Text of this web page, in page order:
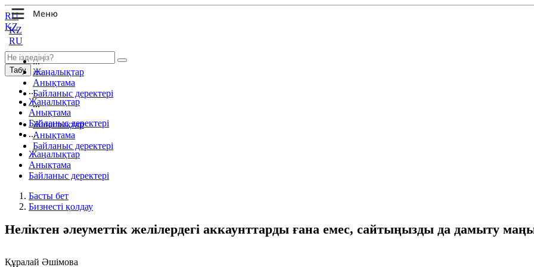
KZ
RU
...
Жаңалықтар
Анықтама
Байланыс деректері
...
Жаңалықтар
Анықтама
Байланыс деректері
RU
KZ
Табу
...
Жаңалықтар
Анықтама
Байланыс деректері
...
Жаңалықтар
Анықтама
Байланыс деректері
Басты бет
Бизнесті қолдау
Неліктен әлеуметтік желілердегі аккаунттарды ғана емес, сайтыңызды да дамыту
Құралай Әшімова